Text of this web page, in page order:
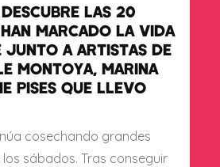
DESCUBRE LAS 20
MARCADO LA VIDA
JUNTO A ARTISTAS DE
MONTOYA, MARINA
PISES QUE LLEVO
cosechando grandes
sábados. Tras conseguir